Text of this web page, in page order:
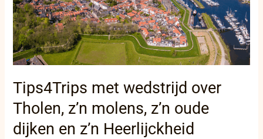
Tips4Trips met wedstrijd over
Tholen, z’n molens, z’n oude
dijken en z’n Heerlijckheid
Tholen,
z’n
molens,
z’n
oude
dijken
en
z’n
Heerlijckheid
Havenzicht